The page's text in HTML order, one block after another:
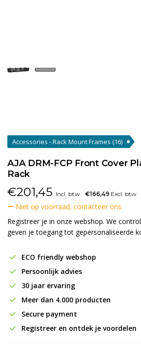
Accessories - Rack Mount Frames (16)
AJA DRM-FCP Front Cover
Rack
€201,45 Incl. btw €166,49 Excl. btw
Niet op voorraad, contacteer ons
Registreer je in onze webshop. We
geven je toegang tot gepersonaliseerde
ECO friendly webshop
Persoonlijk advies
30 jaar ervaring
Meer dan 4.000 producten
Secure payment
Registreer en ontdek je voordelen